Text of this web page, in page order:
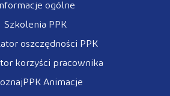
Informacje ogólne
Szkolenia PPK
oszczędności PPK
korzyści pracownika
Animacje